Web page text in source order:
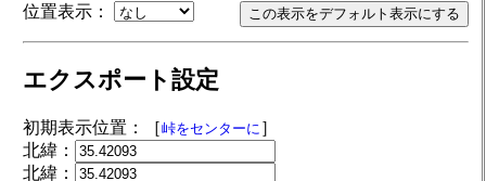
位置表示：
エクスポート設定
初期表示位置：［峠をセンターに ］
北緯：
北緯：